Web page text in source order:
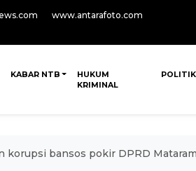
www.antarafoto.com
KABAR NTB
HUKUM
KRIMINAL
POLITIK
korupsi bansos pokir DPRD Mataram